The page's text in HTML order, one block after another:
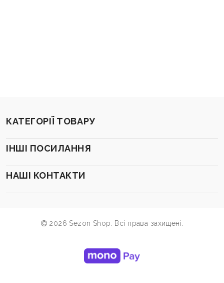
КАТЕГОРІЇ ТОВАРУ
ІНШІ ПОСИЛАННЯ
НАШІ КОНТАКТИ
2026 Sezon Shop. Всі права захищені.